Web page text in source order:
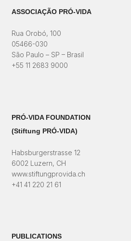
ASSOCIAÇÃO PRÓ-VIDA
Rua Orobó, 100
05466-030
São Paulo – SP – Brasil
+55 11 2683 9000
PRÓ-VIDA FOUNDATION
(Stiftung PRÓ-VIDA)​
Habsburgerstrasse 12
6002 Luzern, CH
www.stiftungprovida.ch
+41 41 220 21 61
PUBLICATIONS